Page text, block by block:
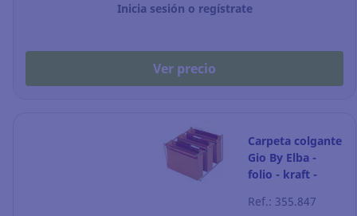
Inicia sesión o regístrate
Ver precio
Carpeta colgante
Gio By Elba -
folio - kraft -
Pack de 10
Ref.: 355.847